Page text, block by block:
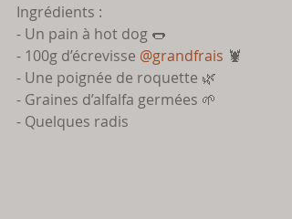
Ingrédients :
- Un pain à hot dog 🌭
- 100g d’écrevisse @grandfrais 🦞
- Une poignée de roquette 🌿
- Graines d’alfalfa germées 🌱
- Quelques radis